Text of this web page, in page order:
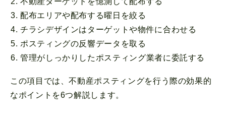
配布エリアや配布する曜日を絞る
チラシデザインはターゲットや物件に合わせる
ポスティングの反響データを取る
管理がしっかりしたポスティング業者に委託する
この項目では、不動産ポスティングを行う際の効果的
なポイントを6つ解説します。